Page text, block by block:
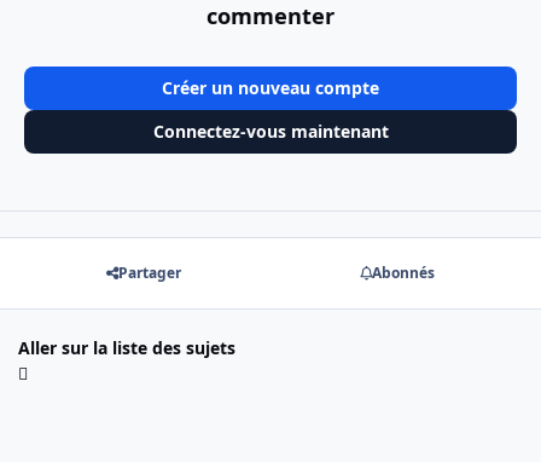
commenter
Créer un nouveau compte
Connectez-vous maintenant
Partager Abonnés
Aller sur la liste des sujets